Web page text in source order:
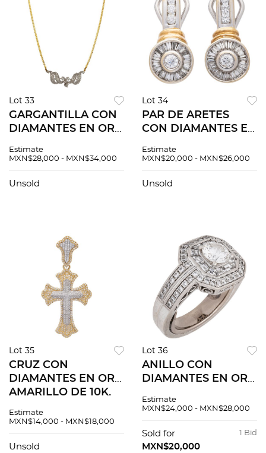
Lot 33
GARGANTILLA CON
DIAMANTES EN ORO
BLANCO DE 14K.Un
brillante~0.27 ct
Estimate
MXN$28,000 - MXN$34,000
Unsold
Lot 34
PAR DE ARETES
CON DIAMANTES EN
14K. Diamantes
baguette trapezoide
Estimate
MXN$20,000 - MXN$26,000
Unsold
Lot 35
CRUZ CON
DIAMANTES EN ORO
AMARILLO DE 10K.
~0.50 ct. Peso: 3.0 g
Estimate
MXN$14,000 - MXN$18,000
Unsold
Lot 36
ANILLO CON
DIAMANTES EN ORO
10K. Un diamante
ct Claridad: SI1-SI2 y
diamantes distintos
Estimate
MXN$24,000 - MXN$28,000
1 Bid
Sold for
MXN$20,000